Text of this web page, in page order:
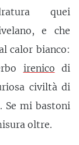
quei
e che
calor bianco:
irenico di
civiltà di
Se mi bastoni
oltre.